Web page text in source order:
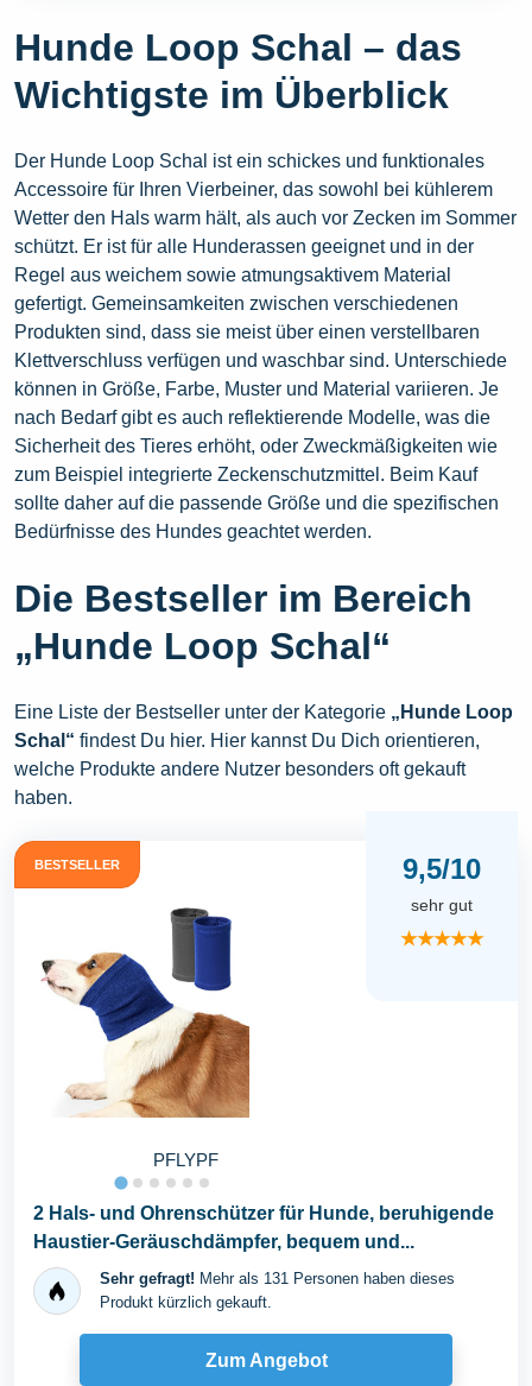
Hunde Loop Schal – das
Wichtigste im Überblick
Der Hunde Loop Schal ist ein schickes und funktionales
Accessoire für Ihren Vierbeiner, das sowohl bei kühlerem
Wetter den Hals warm hält, als auch vor Zecken im Sommer
schützt. Er ist für alle Hunderassen geeignet und in der
Regel aus weichem sowie atmungsaktivem Material
gefertigt. Gemeinsamkeiten zwischen verschiedenen
Produkten sind, dass sie meist über einen verstellbaren
Klettverschluss verfügen und waschbar sind. Unterschiede
können in Größe, Farbe, Muster und Material variieren. Je
nach Bedarf gibt es auch reflektierende Modelle, was die
Sicherheit des Tieres erhöht, oder Zweckmäßigkeiten wie
zum Beispiel integrierte Zeckenschutzmittel. Beim Kauf
sollte daher auf die passende Größe und die spezifischen
Bedürfnisse des Hundes geachtet werden.
Die Bestseller im Bereich
„Hunde Loop Schal“
Eine Liste der Bestseller unter der Kategorie „Hunde Loop
Schal“ findest Du hier. Hier kannst Du Dich orientieren,
welche Produkte andere Nutzer besonders oft gekauft
haben.
BESTSELLER
PFLYPF
9,5/10
sehr gut
★★★★★
2 Hals- und Ohrenschützer für Hunde, beruhigende
Haustier-Geräuschdämpfer, bequem und...
Sehr gefragt! Mehr als 131 Personen haben dieses
Produkt kürzlich gekauft.
Zum Angebot